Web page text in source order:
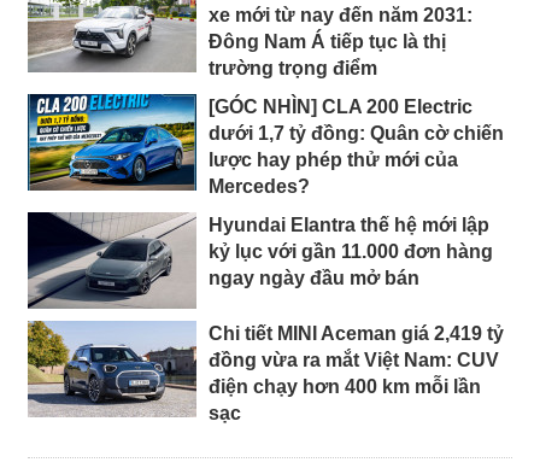
xe mới từ nay đến năm 2031:
Đông Nam Á tiếp tục là thị
trường trọng điểm
[GÓC NHÌN] CLA 200 Electric
dưới 1,7 tỷ đồng: Quân cờ chiến
lược hay phép thử mới của
Mercedes?
Hyundai Elantra thế hệ mới lập
kỷ lục với gần 11.000 đơn hàng
ngay ngày đầu mở bán
Chi tiết MINI Aceman giá 2,419 tỷ
đồng vừa ra mắt Việt Nam: CUV
điện chạy hơn 400 km mỗi lần
sạc